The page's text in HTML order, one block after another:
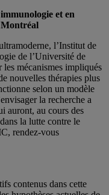
et en
Montréal
l’Institut de
de l’Université de
mécanismes impliqués
nouvelles thérapies plus
selon un modèle
la recherche a
auront, au cours des
la lutte contre le
rendez-vous
contenus dans cette